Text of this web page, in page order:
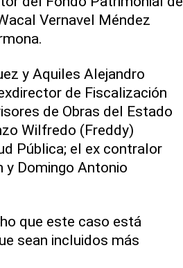
Vernavel Méndez
y Aquiles Alejandro
de Fiscalización
de Obras del Estado
Wilfredo (Freddy)
Pública; el ex contralor
y Domingo Antonio
que este caso está
sean incluidos más